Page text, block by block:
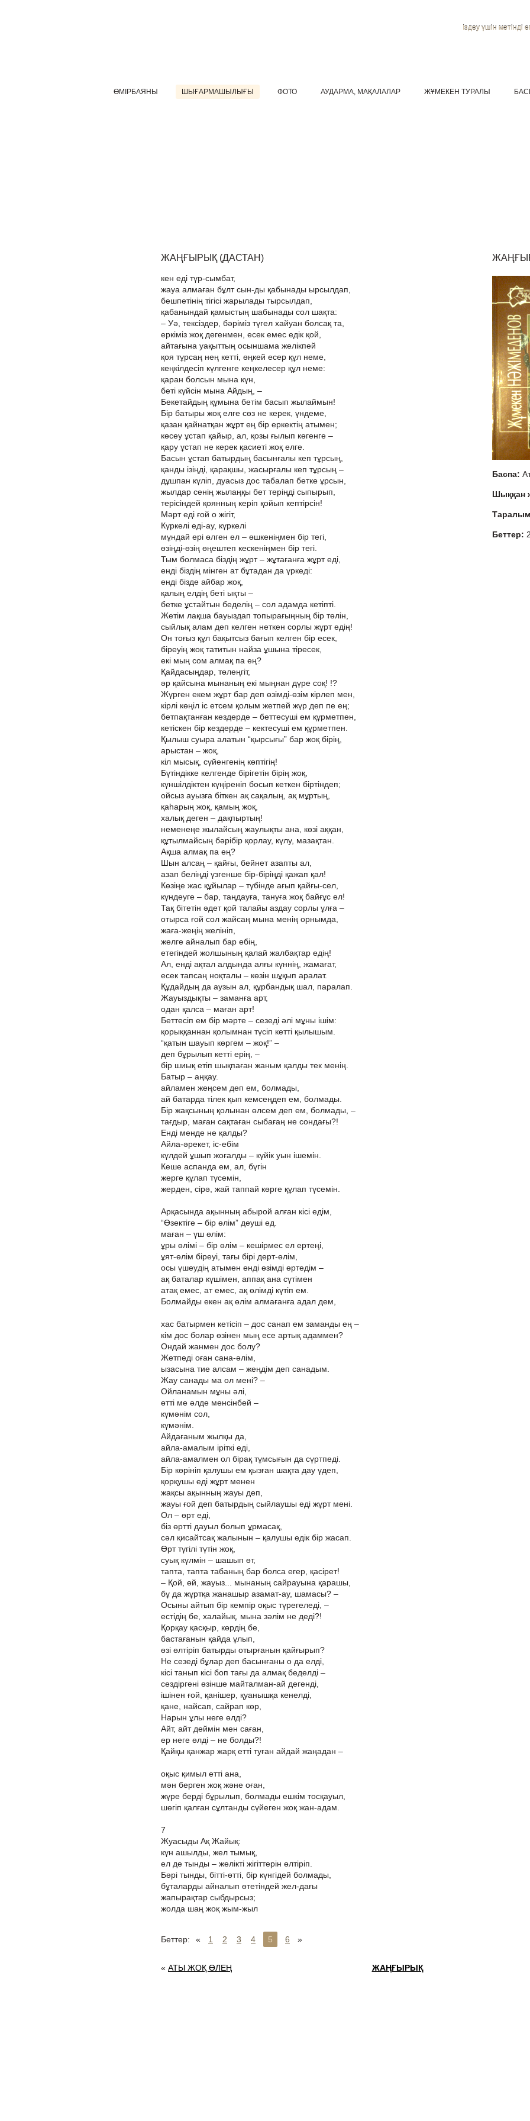
Іздеу үшін мәтінді
ӨМІРБАЯНЫ ШЫҒАРМАШЫЛЫҒЫ ФОТО АУДАРМА, МАҚАЛАЛАР ЖҰМЕКЕН ТУРАЛЫ
ЖАҢҒЫРЫҚ (ДАСТАН)
кен еді түр-сымбат,
жауа алмаған бұлт сын-ды қабынады ырсылдап,
бешпетінің тігісі жарылады тырсылдап,
қабанындай қамыстың шабынады сол шақта:
– Уә, тексіздер, бәріміз түгел хайуан болсақ та,
еркіміз жоқ дегенмен, есек емес едік қой,
айтағына уақыттың осыншама желікпей
қоя тұрсаң нең кетті, өңкей есер құл неме,
кеңкілдесіп күлгенге кеңкелесер құл неме:
қаран болсын мына күн,
беті күйсін мына Айдың, –
Бекетайдың құмына бетім басып жылаймын!
Бір батыры жоқ елге сөз не керек, үндеме,
қазан қайнатқан жұрт ең бір еркектің атымен;
көсеу ұстап қайыр, ал, қозы ғылып көгенге –
қару ұстап не керек қасиеті жоқ елге.
Басын ұстап батырдың басынғалы кеп тұрсың,
қанды ізіңді, қарақшы, жасырғалы кеп тұрсың –
дұшпан күліп, дуасыз дос табалап бетке ұрсын,
жылдар сенің жылаңқы бет теріңді сыпырып,
терісіндей қоянның керіп қойып кептірсін!
Мәрт еді ғой о жігіт,
Күркелі еді-ау, күркелі
мұндай ері өлген ел – өшкеніңмен бір тегі,
өзіңді-өзің өңештеп кескеніңмен бір тегі.
Тым болмаса біздің жұрт – жұтағанға жұрт еді,
енді біздің мінген ат бұтадан да үркеді:
енді бізде айбар жоқ,
қалың елдің беті ықты –
бетке ұстайтын беделің – сол адамда кетіпті.
Жетім лақша бауыздап топырағыңның бір төлін,
сыйлық алам деп келген неткен сорлы жұрт едің!
Он тоғыз құл бақытсыз бағып келген бір есек,
біреуің жоқ татитын найза ұшына тіресек,
екі мың сом алмақ па ең?
Қайдасыңдар, төлеңгіт,
әр қайсына мынаның екі мыңнан дүре соқ! !?
Жүрген екем жұрт бар деп өзімді-өзім кірлеп мен,
кірлі көңіл іс етсем қолым жетпей жүр деп пе ең;
бетпақтанған кездерде – беттесуші ем құрметпен,
кетіскен бір кездерде – кектесуші ем құрметпен.
Қылыш суыра алатын “қырсығы” бар жоқ бірің,
арыстан – жоқ,
кіл мысық, сүйенгенің көптігің!
Бүтіндікке келгенде бірігетін бірің жоқ,
күншілдіктен күңіреніп босып кеткен біртіндеп;
ойсыз ауызға біткен ақ сақалың, ақ мұртың,
қаһарың жоқ, қамың жоқ,
халық деген – дақпыртың!
неменеңе жылайсың жаулықты ана, көзі аққан,
құтылмайсың бәрібір қорлау, күлу, мазақтан.
Ақша алмақ па ең?
Шын алсаң – қайғы, бейнет азапты ал,
азап беліңді үзгенше бір-біріңді қажап қал!
Көзіңе жас құйылар – түбінде ағып қайғы-сел,
күндеуге – бар, таңдауға, тануға жоқ байғұс ел!
Тақ бітетін әдет қой талайы аздау сорлы ұлға –
отырса ғой сол жайсаң мына менің орнымда,
жаға-жеңің желініп,
желге айналып бар ебің,
етегіндей жолшының қалай жалбақтар едің!
Ал, енді ақтал алдында алғы күннің, жамағат,
есек тапсаң ноқталы – көзін шұқып аралат.
Құдайдың да аузын ал, құрбандық шал, паралап.
Жауыздықты – заманға арт,
одан қалса – маған арт!
Беттесіп ем бір мәрте – сезеді әлі мұны ішім:
қорыққаннан қолымнан түсіп кетті қылышым.
“қатын шауып көргем – жоқ!” –
деп бұрылып кетті ерің, –
бір шиық етіп шықпаған жаным қалды тек менің.
Батыр – аңқау.
айламен жеңсем деп ем, болмады,
ай батарда тілек қып кемсеңдеп ем, болмады.
Бір жақсының қолынан өлсем деп ем, болмады, –
тағдыр, маған сақтаған сыбағаң не сондағы?!
Енді менде не қалды?
Айла-әрекет, іс-ебім
күлдей ұшып жоғалды – күйік уын ішемін.
Кеше аспанда ем, ал, бүгін
жерге құлап түсемін,
жерден, сірә, жай таппай көрге құлап түсемін.
Арқасында ақынның абырой алған кісі едім,
“Өзектіге – бір өлім” деуші ед.
маған – үш өлім:
ұры өлімі – бір өлім – кешірмес ел ертеңі,
ұят-өлім біреуі, тағы бірі дерт-өлім,
осы үшеудің атымен енді өзімді өртедім –
ақ баталар күшімен, аппақ ана сүтімен
атақ емес, ат емес, ақ өлімді күтіп ем.
Болмайды екен ақ өлім алмағанға адал дем,
хас батырмен кетісіп – дос санап ем заманды ең –
кім дос болар өзінен мың есе артық адаммен?
Ондай жанмен дос болу?
Жетпеді оған сана-әлім,
ызасына тие алсам – жеңдім деп санадым.
Жау санады ма ол мені? –
Ойланамын мұны әлі,
өтті ме әлде менсінбей –
күмәнім сол,
күмәнім.
Айдағаным жылқы да,
айла-амалым іріткі еді,
айла-амалмен ол бірақ тұмсығын да сүртпеді.
Бір көрініп қалушы ем қызған шақта дау үдеп,
қорқушы еді жұрт менен
жақсы ақынның жауы деп,
жауы ғой деп батырдың сыйлаушы еді жұрт мені.
Ол – өрт еді,
біз өртті дауыл болып ұрмасақ,
сәл қисайтсақ жалынын – қалушы едік бір жасап.
Өрт түгілі түтін жоқ,
суық күлмін – шашып өт,
тапта, тапта табаның бар болса егер, қасірет!
– Қой, өй, жауыз... мынаның сайрауына қарашы,
бұ да жұртқа жанашыр азамат-ау, шамасы? –
Осыны айтып бір кемпір оқыс түрегеледі, –
естідің бе, халайық, мына зәлім не деді?!
Қорқау қасқыр, көрдің бе,
бастағанын қайда ұлып,
өзі өлтіріп батырды отырғанын қайғырып?
Не сезеді бұлар деп басынғаны о да елді,
кісі танып кісі боп тағы да алмақ беделді –
сездіргені өзінше майталман-ай дегенді,
ішінен ғой, қанішер, қуанышқа кенелді,
қане, найсап, сайрап көр,
Нарын ұлы неге өлді?
Айт, айт деймін мен саған,
ер неге өлді – не болды?!
Қайқы қанжар жарқ етті туған айдай жаңадан –
оқыс қимыл етті ана,
мән берген жоқ және оған,
жүре берді бұрылып, болмады ешкім тосқауыл,
шөгіп қалған сұлтанды сүйеген жоқ жан-адам.
7
Жуасыды Ақ Жайық:
күн ашылды, жел тымық,
ел де тынды – желікті жігіттерін өлтіріп.
Бәрі тынды, бітті-өтті, бір күнгідей болмады,
бұталарды айналып өтетіндей жел-дағы
жапырақтар сыбдырсыз;
жолда шаң жоқ жым-жыл
Беттер: « 1 2 3 4 5 6 »
Баспа:
Беттер:
« АТЫ ЖОҚ ӨЛЕҢ ЖАҢҒЫРЫҚ